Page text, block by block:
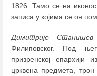
1826. Тамо се на
записа у којима се он
Димитрије Станишев
Филиповског. Под
призренској епархији
црквена предмета,